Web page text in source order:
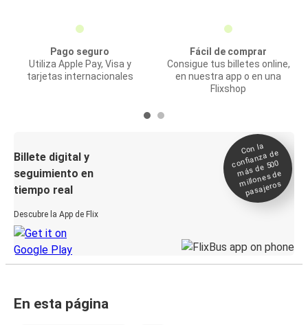
Pago seguro
Utiliza Apple Pay, Visa y
tarjetas internacionales
Fácil de comprar
Consigue tus billetes online,
en nuestra app o en una
Flixshop
Billete digital y
seguimiento en
tiempo real
Descubre la App de Flix
Con la
confianza de
más de 500
millones de
pasajeros
En esta página